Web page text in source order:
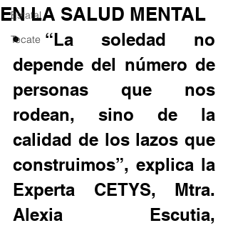
Estatal
Tecate
EN LA SALUD MENTAL
• “La soledad no
depende del número de
personas que nos
rodean, sino de la
calidad de los lazos que
construimos”, explica la
Experta CETYS, Mtra.
Alexia Escutia,